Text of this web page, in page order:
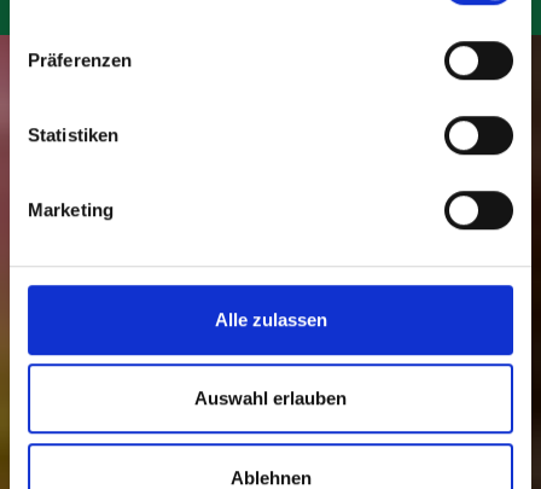
Präferenzen
Statistiken
Marketing
Alle zulassen
Auswahl erlauben
Ablehnen